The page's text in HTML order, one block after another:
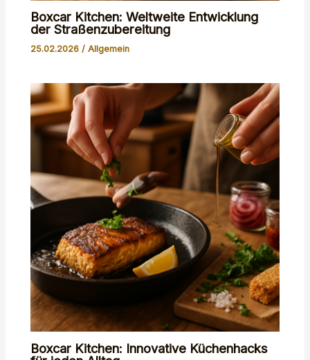
Boxcar Kitchen: Weltweite Entwicklung
der Straßenzubereitung
25.02.2026/Allgemein
Boxcar Kitchen: Innovative Küchenhacks